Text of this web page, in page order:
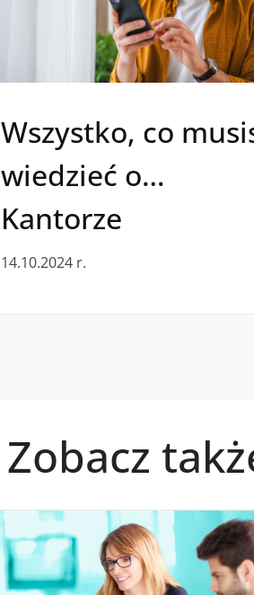
Wszystko, co
wiedzieć o…
Kantorze
14.10.2024 r.
Zobacz